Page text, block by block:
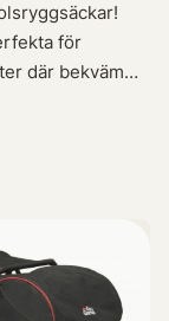
för
där bekväm
ryggstöd.
utflykten.
erbjuder
de möjligör
vid